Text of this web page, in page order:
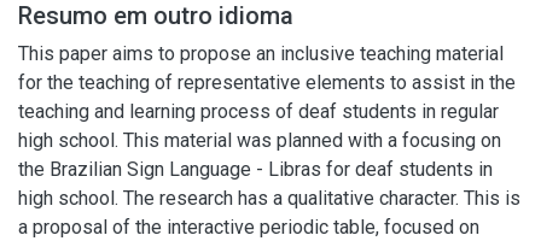
Resumo em outro idioma
This paper aims to propose an inclusive teaching material
for the teaching of representative elements to assist in the
teaching and learning process of deaf students in regular
high school. This material was planned with a focusing on
the Brazilian Sign Language - Libras for deaf students in
high school. The research has a qualitative character. This is
a proposal of the interactive periodic table, focused on